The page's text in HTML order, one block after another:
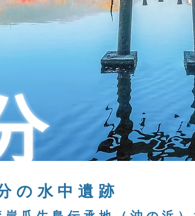
の水中遺跡